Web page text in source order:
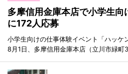
多摩信用金庫本店で小学生
に172人応募
小学生向けの仕事体験イベント「ハッケ
8月1日、多摩信用金庫本店（立川市緑町3